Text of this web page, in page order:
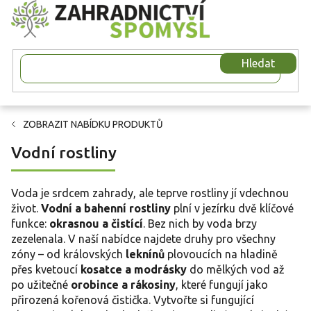
Přejít
na
obsah
Hledat
ZOBRAZIT NABÍDKU PRODUKTŮ
Vodní rostliny
Voda je srdcem zahrady, ale teprve rostliny jí vdechnou
život. Vodní a bahenní rostliny plní v jezírku dvě klíčové
funkce: okrasnou a čistící . Bez nich by voda brzy
zezelenala. V naší nabídce najdete druhy pro všechny
zóny – od královských leknínů plovoucích na hladině
přes kvetoucí kosatce a modrásky do mělkých vod až
po užitečné orobince a rákosiny , které fungují jako
přirozená kořenová čistička. Vytvořte si fungující